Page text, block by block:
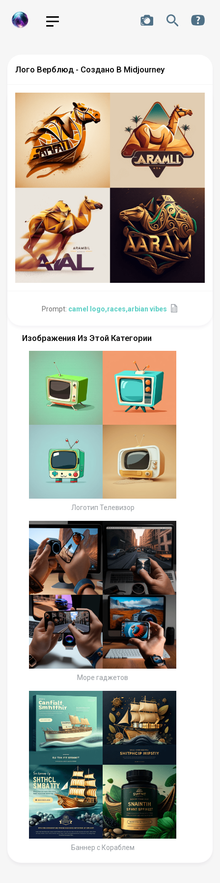
Лого Верблюд - Создано В Midjourney
Prompt: camel logo,races,arbian vibes
Изображения Из Этой Категории
Логотип Телевизор
Море гаджетов
Баннер с Кораблем